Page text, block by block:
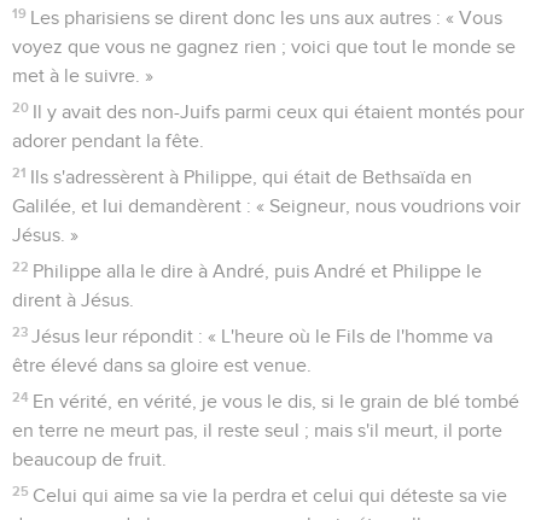
19 Les pharisiens se dirent donc les uns aux autres : « Vous
voyez que vous ne gagnez rien ; voici que tout le monde se
met à le suivre. »
20 Il y avait des non-Juifs parmi ceux qui étaient montés pour
adorer pendant la fête.
21 Ils s'adressèrent à Philippe, qui était de Bethsaïda en
Galilée, et lui demandèrent : « Seigneur, nous voudrions voir
Jésus. »
22 Philippe alla le dire à André, puis André et Philippe le
dirent à Jésus.
23 Jésus leur répondit : « L'heure où le Fils de l'homme va
être élevé dans sa gloire est venue.
24 En vérité, en vérité, je vous le dis, si le grain de blé tombé
en terre ne meurt pas, il reste seul ; mais s'il meurt, il porte
beaucoup de fruit.
25 Celui qui aime sa vie la perdra et celui qui déteste sa vie